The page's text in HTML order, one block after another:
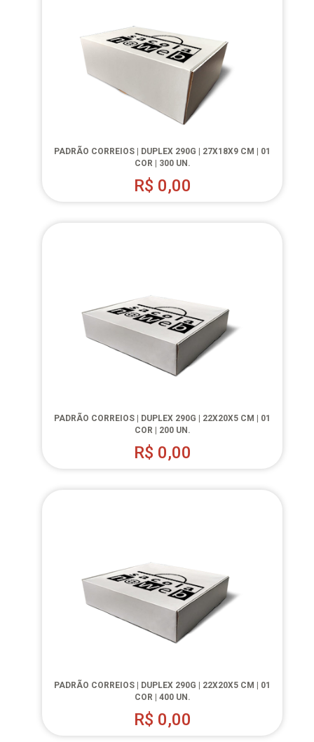
PADRÃO CORREIOS | DUPLEX 290G | 27X18X9 CM | 01
COR | 300 UN.
R$ 0,00
PADRÃO CORREIOS | DUPLEX 290G | 22X20X5 CM | 01
COR | 200 UN.
R$ 0,00
PADRÃO CORREIOS | DUPLEX 290G | 22X20X5 CM | 01
COR | 400 UN.
R$ 0,00